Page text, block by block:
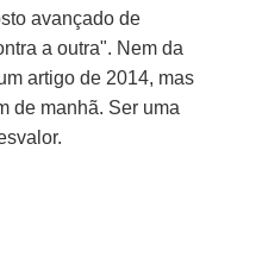
avançado de
a outra". Nem da
artigo de 2014, mas
de manhã. Ser uma